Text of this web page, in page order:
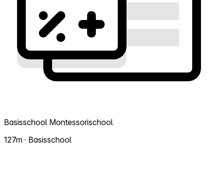
Basisschool Montessorischool
127m · Basisschool